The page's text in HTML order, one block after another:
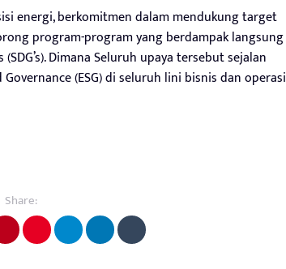
energi, berkomitmen dalam mendukung target
program-program yang berdampak langsung
Dimana Seluruh upaya tersebut sejalan
(ESG) di seluruh lini bisnis dan operasi
Share: